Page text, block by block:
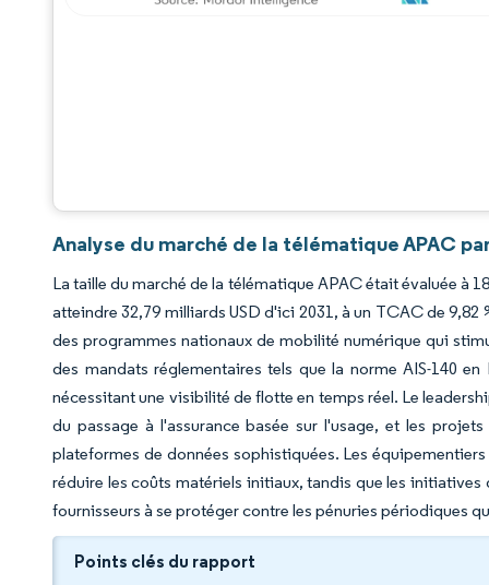
Analyse du marché de la télématique APAC
La taille du marché de la télématique APAC était évaluée à
atteindre 32,79 milliards USD d'ici 2031, à un TCAC de
des programmes nationaux de mobilité numérique qui
des mandats réglementaires tels que la norme AIS-140
nécessitant une visibilité de flotte en temps réel. Le
du passage à l'assurance basée sur l'usage, et les
plateformes de données sophistiquées. Les
réduire les coûts matériels initiaux, tandis que les
fournisseurs à se protéger contre les pénuries périodiques
Points clés du rapport